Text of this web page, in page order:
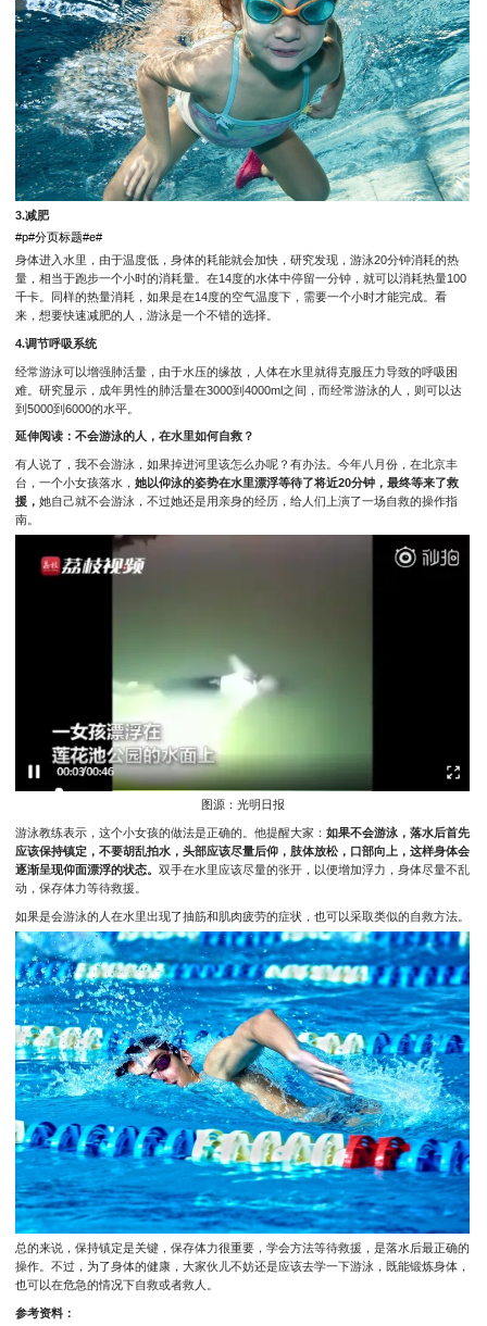
3.减肥
#p#分页标题#e#
身体进入水里，由于温度低，身体的耗能就会加快，研究发现，游泳20分钟消耗的热
量，相当于跑步一个小时的消耗量。在14度的水体中停留一分钟，就可以消耗热量100
千卡。同样的热量消耗，如果是在14度的空气温度下，需要一个小时才能完成。看
来，想要快速减肥的人，游泳是一个不错的选择。
4.调节呼吸系统
经常游泳可以增强肺活量，由于水压的缘故，人体在水里就得克服压力导致的呼吸困
难。研究显示，成年男性的肺活量在3000到4000ml之间，而经常游泳的人，则可以达
到5000到6000的水平。
延伸阅读：不会游泳的人，在水里如何自救？
有人说了，我不会游泳，如果掉进河里该怎么办呢？有办法。今年八月份，在北京丰
台，一个小女孩落水， 她以仰泳的姿势在水里漂浮等待了将近20分钟，最终等来了救
援， 她自己就不会游泳，不过她还是用亲身的经历，给人们上演了一场自救的操作指
南。
图源：光明日报
游泳教练表示，这个小女孩的做法是正确的。他提醒大家： 如果不会游泳，落水后首先
应该保持镇定，不要胡乱拍水，头部应该尽量后仰，肢体放松，口部向上，这样身体会
逐渐呈现仰面漂浮的状态。 双手在水里应该尽量的张开，以便增加浮力，身体尽量不乱
动，保存体力等待救援。
如果是会游泳的人在水里出现了抽筋和肌肉疲劳的症状，也可以采取类似的自救方法。
总的来说，保持镇定是关键，保存体力很重要，学会方法等待救援，是落水后最正确的
操作。不过，为了身体的健康，大家伙儿不妨还是应该去学一下游泳，既能锻炼身体，
也可以在危急的情况下自救或者救人。
参考资料：